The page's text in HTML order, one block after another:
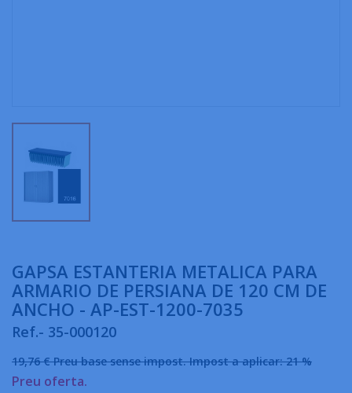
GAPSA ESTANTERIA METALICA PARA
ARMARIO DE PERSIANA DE 120 CM DE
ANCHO - AP-EST-1200-7035
Ref.- 35-000120
19,76 € Preu base sense impost.Impost a aplicar:21 %
Preu oferta.